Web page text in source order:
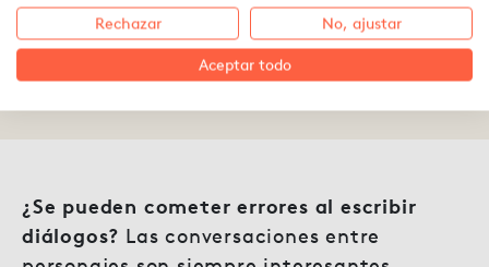
02.11.2021 ·Laura Fernández
¿Se pueden cometer errores al escribir
diálogos? Las conversaciones entre
Rechazar No, ajustar
Aceptar todo